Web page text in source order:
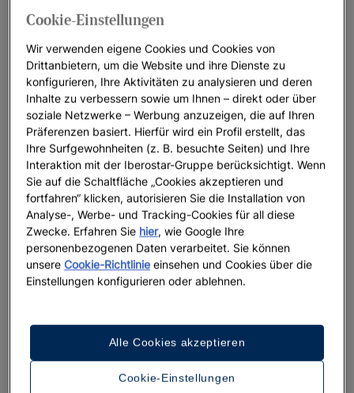
Cookie-Einstellungen
Wir verwenden eigene Cookies und Cookies von
Drittanbietern, um die Website und ihre Dienste zu
konfigurieren, Ihre Aktivitäten zu analysieren und deren
Inhalte zu verbessern sowie um Ihnen – direkt oder über
soziale Netzwerke – Werbung anzuzeigen, die auf Ihren
Präferenzen basiert. Hierfür wird ein Profil erstellt, das
Ihre Surfgewohnheiten (z. B. besuchte Seiten) und Ihre
Interaktion mit der Iberostar-Gruppe berücksichtigt. Wenn
Sie auf die Schaltfläche „Cookies akzeptieren und
fortfahren“ klicken, autorisieren Sie die Installation von
Analyse-, Werbe- und Tracking-Cookies für all diese
Zwecke. Erfahren Sie hier, wie Google Ihre
personenbezogenen Daten verarbeitet. Sie können
unsereCookie-Richtlinie einsehen und Cookies über die
Einstellungen konfigurieren oder ablehnen.
Cookie-Einstellungen
Alle Cookies akzeptieren